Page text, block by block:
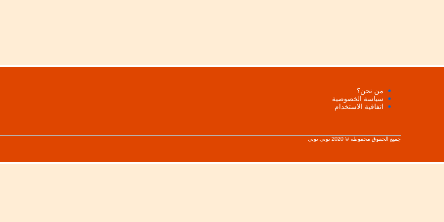
من نحن؟
سياسة الخصوصية
اتفاقية الاستخدام
جميع الحقوق محفوظة © 2020 توتي توتي